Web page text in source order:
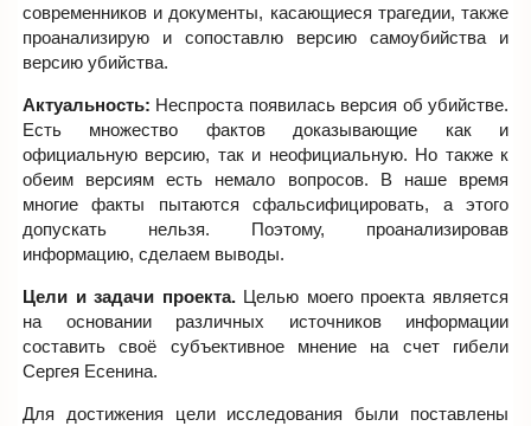
современников и документы, касающиеся трагедии, также
проанализирую и сопоставлю версию самоубийства и
версию убийства.
Актуальность: Неспроста появилась версия об убийстве.
Есть множество фактов доказывающие как и
официальную версию, так и неофициальную. Но также к
обеим версиям есть немало вопросов. В наше время
многие факты пытаются сфальсифицировать, а этого
допускать нельзя. Поэтому, проанализировав
информацию, сделаем выводы.
Цели и задачи проекта.Целью моего проекта является
на основании различных источников информации
составить своё субъективное мнение на счет гибели
Сергея Есенина.
Для достижения цели исследования были поставлены